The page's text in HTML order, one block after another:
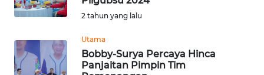
2 tahun yang lalu
Utama
Bobby-Surya Percaya Hinca
Panjaitan Pimpin Tim
KALTARA
WN